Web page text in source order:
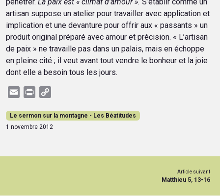
artisan suppose un atelier pour travailler avec application et
implication et une devanture pour offrir aux « passants » un
produit original préparé avec amour et précision. « L’artisan
de paix » ne travaille pas dans un palais, mais en échoppe
en pleine cité ; il veut avant tout vendre le bonheur et la joie
dont elle a besoin tous les jours.
Email Print
Le sermon sur la montagne - Les Béatitudes
1 novembre 2012
Article suivant
Matthieu 5, 13-16